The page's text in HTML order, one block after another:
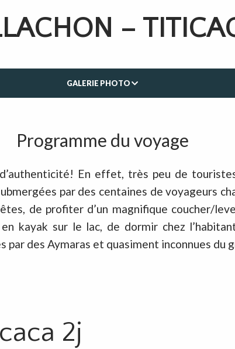
–
GALERIE PHOTO
Programme du voyage
En effet, très peu de
par des centaines de voyageurs
de profiter d’un magnifique coucher/
kayak sur le lac, de dormir chez
des Aymaras et quasiment inconnues du
2j